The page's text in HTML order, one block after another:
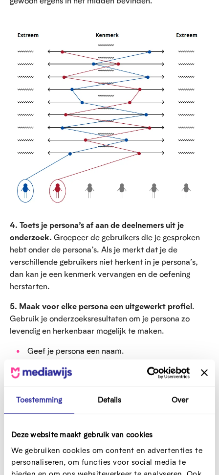
Toestemming Details Over
Deze website maakt gebruik van cookies
We gebruiken cookies om content en advertenties te
personaliseren, om functies voor social media te
4. Toets je persona’s af aan de deelnemers uit je
onderzoek. Groepeer de gebruikers die je gesproken
hebt onder de persona’s. Als je merkt dat je de
verschillende gebruikers niet herkent in je persona’s,
dan kan je een kenmerk vervangen en de oefening
herstarten.
5. Maak voor elke persona een uitgewerkt profiel.
Gebruik je onderzoeksresultaten om je persona zo
levendig en herkenbaar mogelijk te maken.
Geef je persona een naam.
Plak er een gezicht op met een schets of een foto.
Schrijf een korte biografie in max. 3 zinnen.
Schrijf op hoe je persona zich verhoudt tot je
dienstverlening:
Wat is hun doel (bijvoorbeeld: een paspoort
aanvragen, een sportpleintje reserveren, of
itsme installeren)
Welke goede en slechte ervaringen hebben